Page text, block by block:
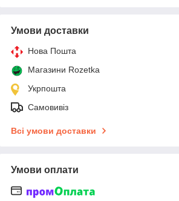
Умови доставки
Нова Пошта
Магазини Rozetka
Укрпошта
Самовивіз
Всі умови доставки
Умови оплати